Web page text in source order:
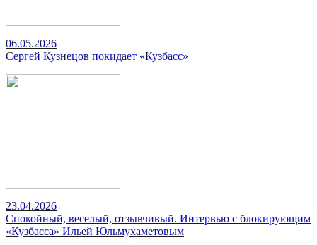
06.05.2026
Сергей Кузнецов покидает «Кузбасс»
23.04.2026
Спокойный, веселый, отзывчивый. Интервью с блокирующим
«Кузбасса» Ильей Юльмухаметовым